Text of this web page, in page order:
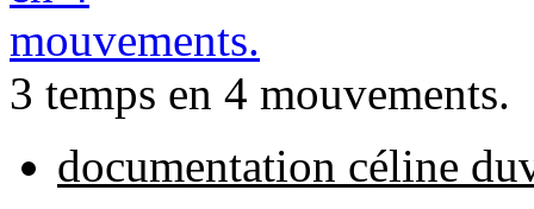
3 temps en 4 mouvements.
documentation céline